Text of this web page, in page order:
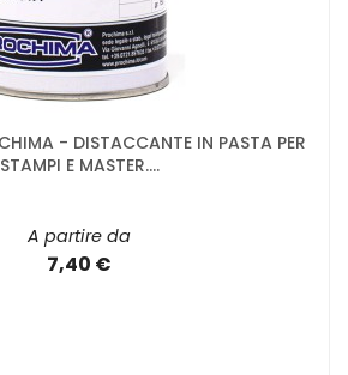
- DISTACCANTE IN PASTA PER
STAMPI E MASTER....
A partire da
7,40 €